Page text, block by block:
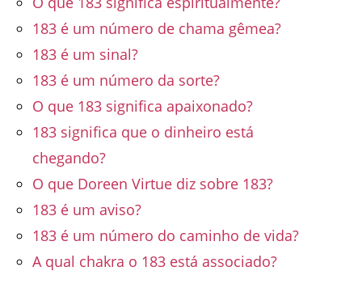
183 é um número de chama gêmea?
183 é um sinal?
183 é um número da sorte?
O que 183 significa apaixonado?
183 significa que o dinheiro está
chegando?
O que Doreen Virtue diz sobre 183?
183 é um aviso?
183 é um número do caminho de vida?
A qual chakra o 183 está associado?